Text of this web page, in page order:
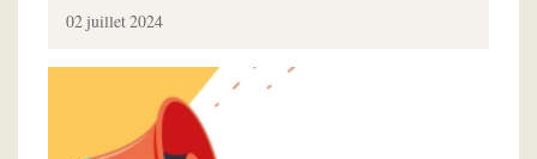
02 juillet 2024